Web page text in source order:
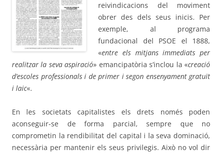
reivindicacions del moviment
obrer des dels seus inicis. Per
exemple, al programa
fundacional del PSOE el 1888,
«entre els mitjans immediats per
realitzar la seva aspiració» emancipatòria s’inclou la «creació
d’escoles professionals i de primer i segon ensenyament gratuït
i laic«.
En les societats capitalistes els drets només poden
aconseguir-se de forma parcial, sempre que no
comprometin la rendibilitat del capital i la seva dominació,
necessària per mantenir els seus privilegis. Això no vol dir